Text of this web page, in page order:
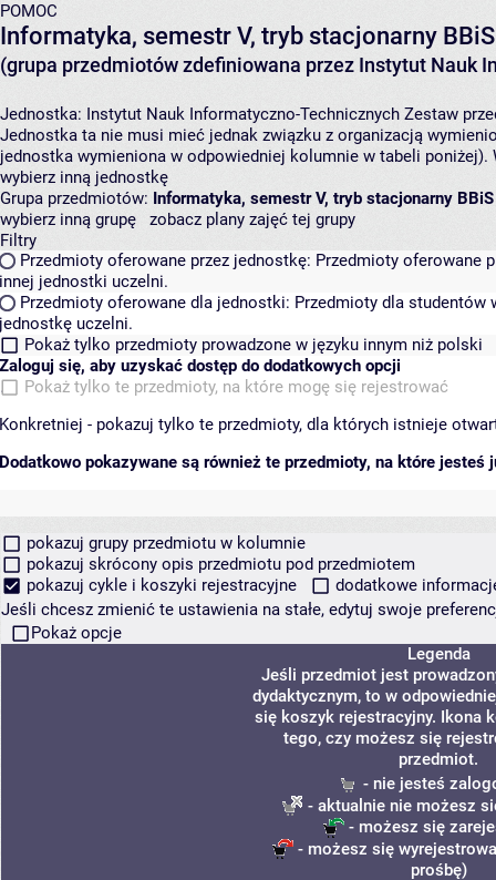
POMOC
Informatyka, semestr V, tryb stacjonarny BBiS
(grupa przedmiotów zdefiniowana przez Instytut Nauk
Jednostka: Instytut Nauk Informatyczno-Technicznych Zestaw
Jednostka ta nie musi mieć jednak związku z organizacją
jednostka wymieniona w odpowiedniej kolumnie w tabeli
wybierz inną jednostkę
Grupa przedmiotów: Informatyka, semestr V, tryb stacjonarny BBiS
wybierz inną grupę
zobacz plany zajęć tej grupy
Filtry
Przedmioty oferowane przez jednostkę: Przedmioty oferowane
innej jednostki uczelni.
Przedmioty oferowane dla jednostki: Przedmioty dla studentów
jednostkę uczelni.
Pokaż tylko przedmioty prowadzone w języku innym niż polski
Zaloguj się, aby uzyskać dostęp do dodatkowych opcji
Pokaż tylko te przedmioty, na które mogę się rejestrować
Konkretniej - pokazuj tylko te przedmioty, dla których istnieje
Dodatkowo pokazywane są również te przedmioty, na które jesteś
pokazuj grupy przedmiotu w kolumnie
pokazuj skrócony opis przedmiotu pod przedmiotem
pokazuj cykle i koszyki rejestracyjne
dodatkowe
Jeśli chcesz zmienić te ustawienia na stałe, edytuj swoje
Pokaż opcje
Legenda
Jeśli przedmiot jest
dydaktycznym, to w
się koszyk rejestracyjny. Ikona
tego, czy możesz się
przedmiot.
- nie jesteś
- aktualnie nie możesz
- możesz się
- możesz się
prośbę)